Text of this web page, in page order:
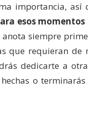
importancia, así
esos momentos
siempre
que requieran de
dedicarte a
o